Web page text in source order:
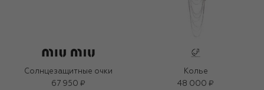
Солнцезащитные очки
67 950 ₽
Колье
48 000 ₽